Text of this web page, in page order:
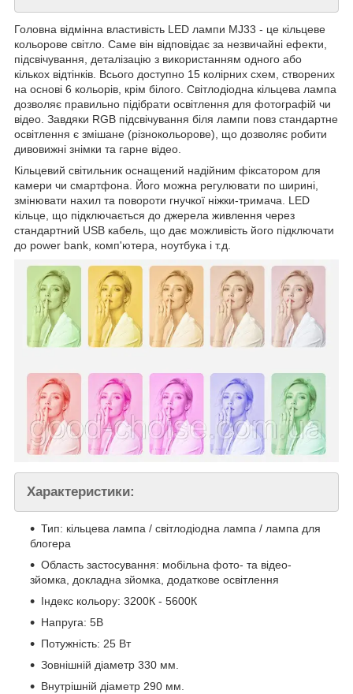
Головна відмінна властивість LED лампи MJ33 - це кільцеве
кольорове світло. Саме він відповідає за незвичайні ефекти,
підсвічування, деталізацію з використанням одного або
кількох відтінків. Всього доступно 15 колірних схем, створених
на основі 6 кольорів, крім білого. Світлодіодна кільцева лампа
дозволяє правильно підібрати освітлення для фотографій чи
відео. Завдяки RGB підсвічування біля лампи повз стандартне
освітлення є змішане (різнокольорове), що дозволяє робити
дивовижні знімки та гарне відео.
Кільцевий світильник оснащений надійним фіксатором для
камери чи смартфона. Його можна регулювати по ширині,
змінювати нахил та повороти гнучкої ніжки-тримача. LED
кільце, що підключається до джерела живлення через
стандартний USB кабель, що дає можливість його підключати
до power bank, комп'ютера, ноутбука і т.д.
Характеристики:
Тип: кільцева лампа / світлодіодна лампа / лампа для
блогера
Область застосування: мобільна фото- та відео-
зйомка, докладна зйомка, додаткове освітлення
Індекс кольору: 3200К - 5600К
Напруга: 5В
Потужність: 25 Вт
Зовнішній діаметр 330 мм.
Внутрішній діаметр 290 мм.